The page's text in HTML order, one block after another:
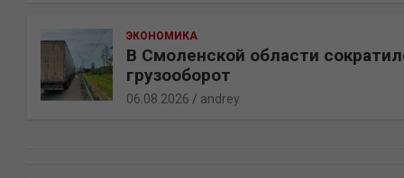
ЭКОНОМИКА
В Смоленской области
грузооборот
06.08.2026 andrey